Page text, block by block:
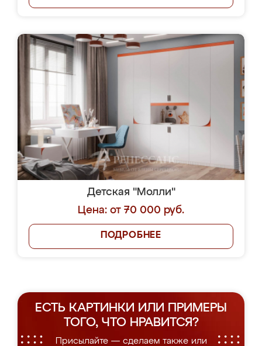
Детская "Молли"
Цена: от 70 000 руб.
ПОДРОБНЕЕ
ЕСТЬ КАРТИНКИ ИЛИ ПРИМЕРЫ
ТОГО, ЧТО НРАВИТСЯ?
Присылайте — сделаем также или